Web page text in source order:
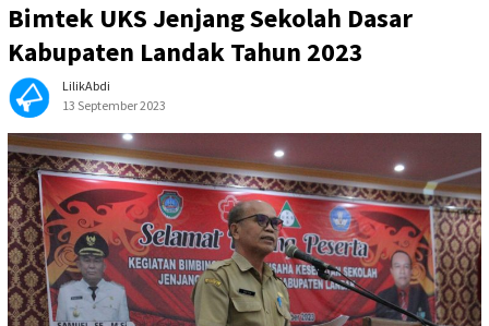
Bimtek UKS Jenjang Sekolah Dasar
Kabupaten Landak Tahun 2023
LilikAbdi
13 September 2023